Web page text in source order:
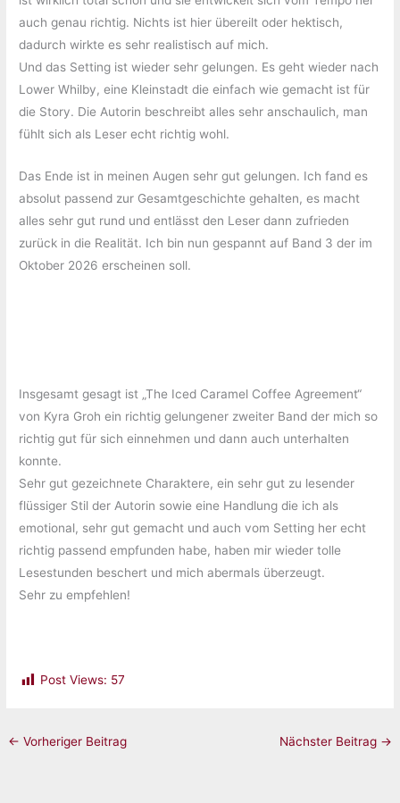
auch genau richtig. Nichts ist hier übereilt oder hektisch,
dadurch wirkte es sehr realistisch auf mich.
Und das Setting ist wieder sehr gelungen. Es geht wieder nach
Lower Whilby, eine Kleinstadt die einfach wie gemacht ist für
die Story. Die Autorin beschreibt alles sehr anschaulich, man
fühlt sich als Leser echt richtig wohl.
Das Ende ist in meinen Augen sehr gut gelungen. Ich fand es
absolut passend zur Gesamtgeschichte gehalten, es macht
alles sehr gut rund und entlässt den Leser dann zufrieden
zurück in die Realität. Ich bin nun gespannt auf Band 3 der im
Oktober 2026 erscheinen soll.
Insgesamt gesagt ist „The Iced Caramel Coffee Agreement“
von Kyra Groh ein richtig gelungener zweiter Band der mich so
richtig gut für sich einnehmen und dann auch unterhalten
konnte.
Sehr gut gezeichnete Charaktere, ein sehr gut zu lesender
flüssiger Stil der Autorin sowie eine Handlung die ich als
emotional, sehr gut gemacht und auch vom Setting her echt
richtig passend empfunden habe, haben mir wieder tolle
Lesestunden beschert und mich abermals überzeugt.
Sehr zu empfehlen!
Post Views: 57
← Vorheriger Beitrag Nächster Beitrag →